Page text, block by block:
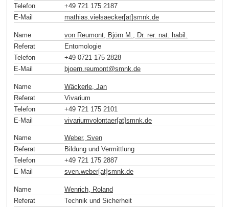
Telefon
+49 721 175 2187
E-Mail
mathias.vielsaecker[at]smnk.de
Name
von Reumont, Björn M., Dr. rer. nat. habil.
Referat
Entomologie
Telefon
+49 0721 175 2828
E-Mail
bjoern.reumont@smnk de
Name
Wäckerle, Jan
Referat
Vivarium
Telefon
+49 721 175 2101
E-Mail
vivariumvolontaer[at]smnk de
Name
Weber, Sven
Referat
Bildung und Vermittlung
Telefon
+49 721 175 2887
E-Mail
sven.weber[at]smnk.de
Name
Wenrich, Roland
Referat
Technik und Sicherheit